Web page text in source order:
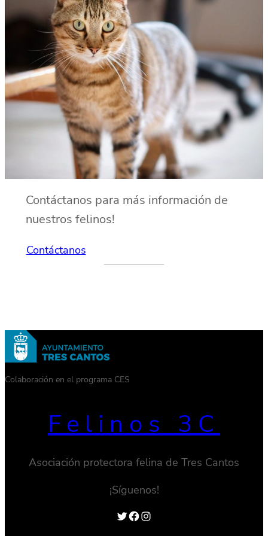
Contáctanos para más información de
nuestros felinos!
Contáctanos
Colaboración en el programa CES
Felinos 3C
Asociación protectora felina de Tres Cantos
¡Síguenos!
Twitter Facebook Instagram